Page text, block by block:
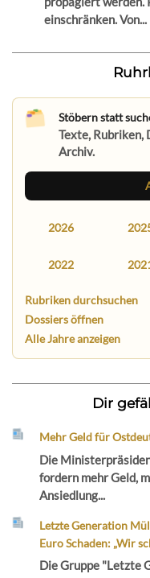
einschränken. Von...
Stöbern statt
Texte, Rubriken,
Archiv.
2026
2022
Rubriken durchsuchen
Dossiers öffnen
Alle Jahre anzeigen
Dir
Mehr Geld für
Die
fordern mehr Geld,
Ansiedlung...
Letzte Generation
Euro Schaden: „Wir
Die Gruppe "Letzte